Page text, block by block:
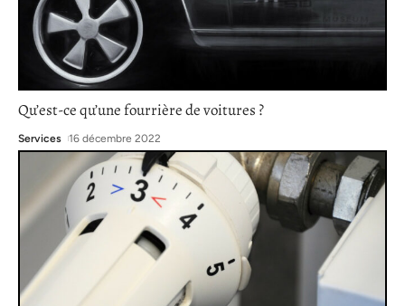
Qu’est-ce qu’une fourrière de voitures ?
Services 16 décembre 2022